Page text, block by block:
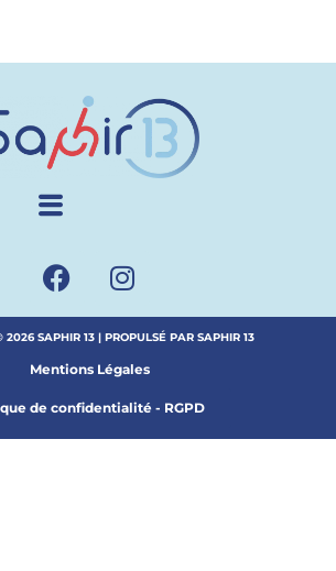
2026 SAPHIR 13 | PROPULSÉ PAR SAPHIR 13
Mentions Légales
de confidentialité - RGPD